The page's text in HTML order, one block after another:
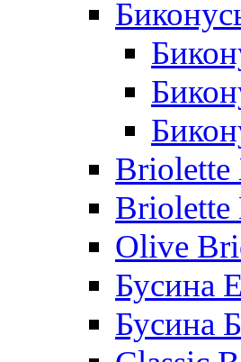
Briolette
Briolette
Olive
Бусина
Бусина